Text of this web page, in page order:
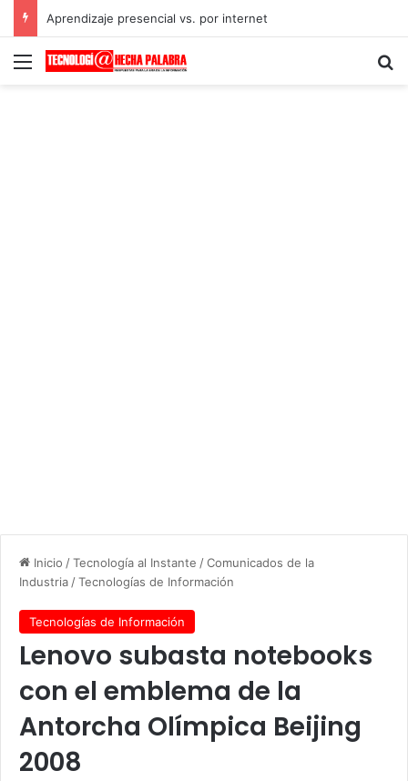
Aprendizaje presencial vs. por internet
Menú
Inicio /Tecnología al Instante /Comunicados de la
Industria /Tecnologías de Información
Tecnologías de Información
Lenovo subasta notebooks
con el emblema de la
Antorcha Olímpica Beijing
2008